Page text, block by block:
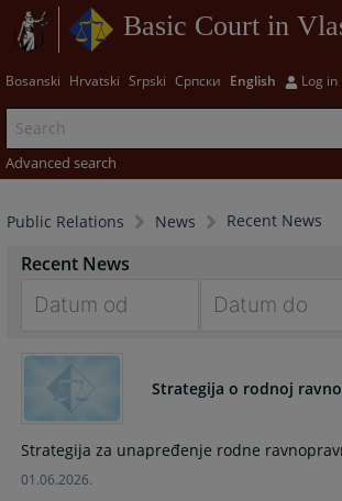
Basic Court in
Bosanski Hrvatski Srpski Српски English Log in
Advanced search
Public Relations News Recent News
Recent News
forward
interact
the
calendar
to
the
Strategija o rodnoj
Strategija za unapređenje rodne
01.06.2026.